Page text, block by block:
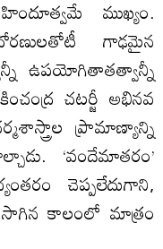
ముఖ్యం.
గాఢమైన
ఉపయోగితాతత్వాన్నీ
చటర్జీ అభినవ
ప్రామాణ్యాన్ని
‘వందేమాతరం’
చెప్పలేదుగాని,
కాలంలో మాత్రం